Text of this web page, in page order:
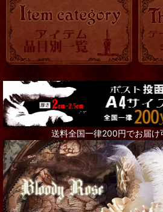
時計
バッグ・ポーチ
トランク・BOX
アクセサリー全て
Steampunk Goggles
リング
ネックレス
ピアス
送料全国一律200円でお届け